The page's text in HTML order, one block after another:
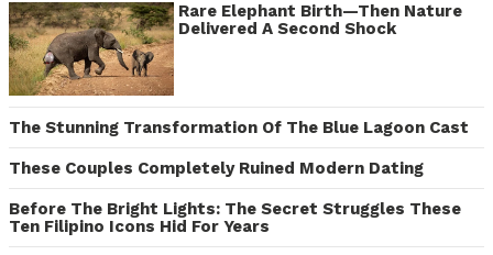
Rare Elephant Birth—Then Nature
Delivered A Second Shock
The Stunning Transformation Of The Blue Lagoon Cast
These Couples Completely Ruined Modern Dating
Before The Bright Lights: The Secret Struggles These
Ten Filipino Icons Hid For Years